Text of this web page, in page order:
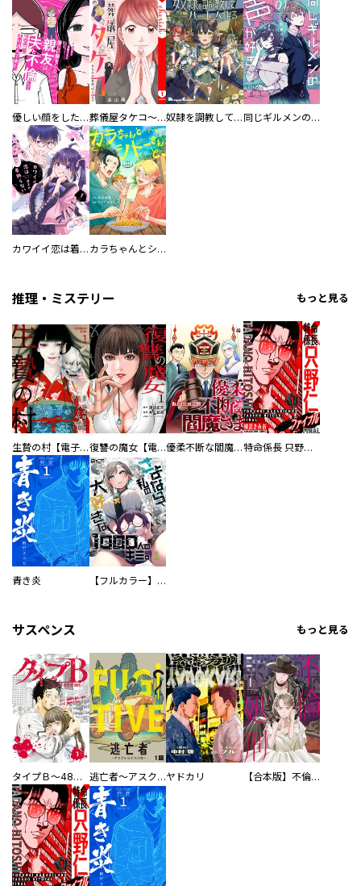
優しい顔をした親友は、夫と不倫して私の家に入り込んできた。 葬儀屋タケコ～あなたの最期、叶えます【電子単行本版】 奴隷を調教してハーレム作る 同じギルメンの声が好き
カワイイ恋は着飾らない カラちゃんとシトーさんと、 【分冊版】
推理・ミステリー もっと見る
生贄の村【電子単行本版】 復讐の魔女【電子単行本版】 優柔不断な閻魔さま 特命係長 只野仁ファイナル 愛蔵版
青き炎 【フルカラー】さよなら、私の大好きな１０００人のキミ。
サスペンス もっと見る
タイプＢ～48時間後、致死率100％～【単話】 逃亡者～アスクレピオスの杖～ヤドカリ 【合本版】不倫処刑